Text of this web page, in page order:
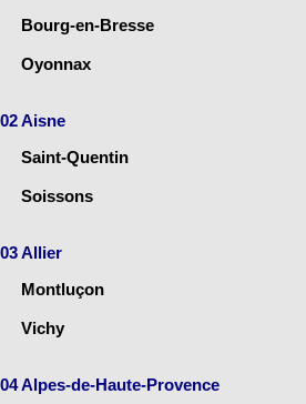
Bourg-en-Bresse
Oyonnax
02 Aisne
Saint-Quentin
Soissons
03 Allier
Montluçon
Vichy
04 Alpes-de-Haute-Provence